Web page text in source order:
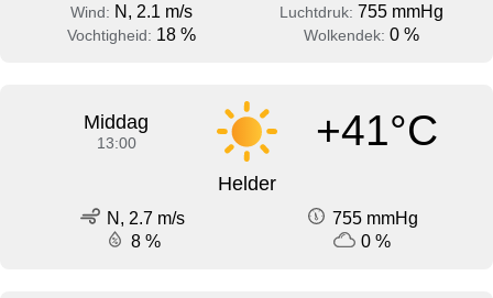
Wind: N, 2.1 m/s Luchtdruk: 755 mmHg
Vochtigheid: 18 % Wolkendek: 0 %
Middag
13:00 +41°C
Helder
N, 2.7 m/s
755 mmHg
8 %
0 %